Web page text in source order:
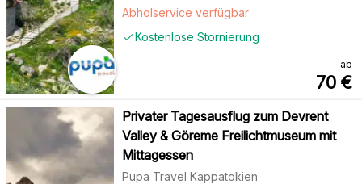
Kostenlose Stornierung
Abholservice verfügbar
ab
70 €
Privater Tagesausflug zum Devrent
Valley & Göreme Freilichtmuseum mit
Mittagessen
Pupa Travel Kappatokien